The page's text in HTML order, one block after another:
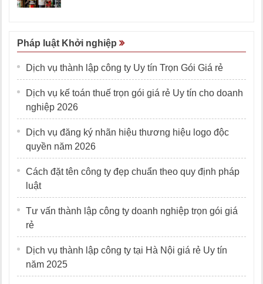
Pháp luật Khởi nghiệp
Dịch vụ thành lập công ty Uy tín Trọn Gói Giá rẻ
Dịch vụ kế toán thuế trọn gói giá rẻ Uy tín cho doanh
nghiệp 2026
Dịch vụ đăng ký nhãn hiệu thương hiệu logo độc
quyền năm 2026
Cách đặt tên công ty đẹp chuẩn theo quy định pháp
luật
Tư vấn thành lập công ty doanh nghiệp trọn gói giá
rẻ
Dịch vụ thành lập công ty tại Hà Nội giá rẻ Uy tín
năm 2025